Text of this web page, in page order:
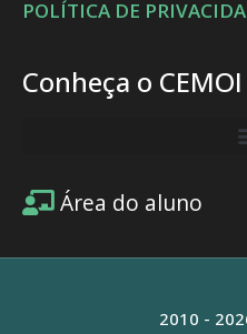
POLÍTICA DE
Conheça o CEMOI
Área do aluno
2010 -